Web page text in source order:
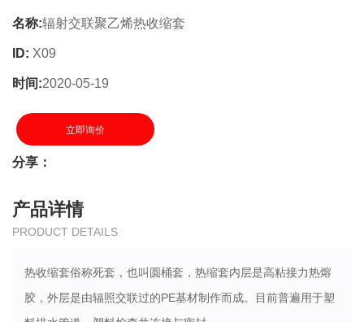
名称:辐射交联聚乙烯热收缩套
ID: X09
时间:2020-05-19
立即询价
分享：
产品详情
PRODUCT DETAILS
热收缩套俗称死套，也叫圆桶套，热缩套内层是高粘接力热熔
胶，外层是由辐照交联过的PE基材制作而成。目前普遍用于塑